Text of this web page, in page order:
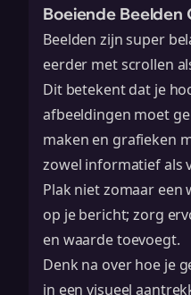
Boeiende Beelden
Beelden zijn super
eerder met scrollen
Dit betekent dat je
afbeeldingen moet
maken en grafieken
zowel informatief als
Plak niet zomaar
op je bericht; zorg
en waarde toevoegt.
Denk na over hoe je
in een visueel